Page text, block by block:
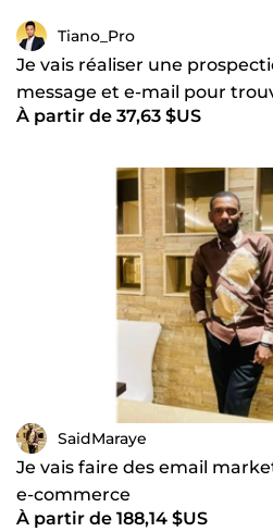
Tiano_Pro
Je vais réaliser une
message et e-mail pour
qualifiés
À partir de 37,63 $US
SaidMaraye
Je vais faire des email
e-commerce
À partir de 188,14 $US